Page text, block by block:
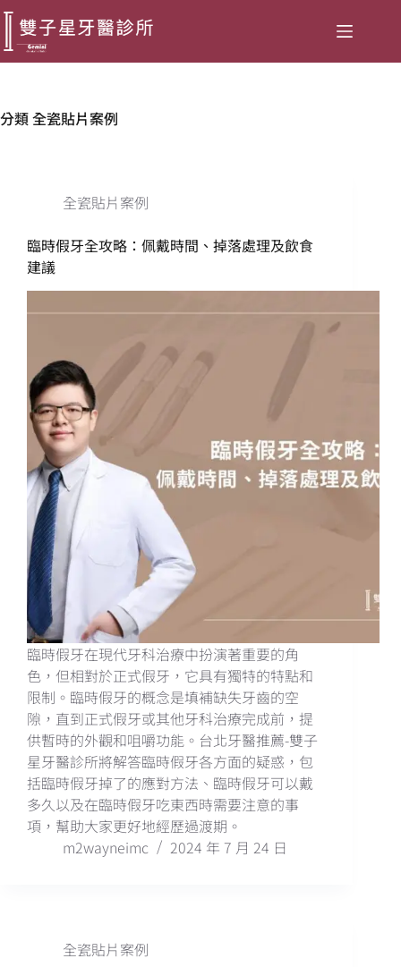
分類全瓷貼片案例
全瓷貼片案例
臨時假牙全攻略：佩戴時間、掉落處理及飲食
建議
臨時假牙在現代牙科治療中扮演著重要的角
色，但相對於正式假牙，它具有獨特的特點和
限制。臨時假牙的概念是填補缺失牙齒的空
隙，直到正式假牙或其他牙科治療完成前，提
供暫時的外觀和咀嚼功能。台北牙醫推薦-雙子
星牙醫診所將解答臨時假牙各方面的疑惑，包
括臨時假牙掉了的應對方法、臨時假牙可以戴
多久以及在臨時假牙吃東西時需要注意的事
項，幫助大家更好地經歷過渡期。
m2wayneimc
2024 年 7 月 24 日
全瓷貼片案例